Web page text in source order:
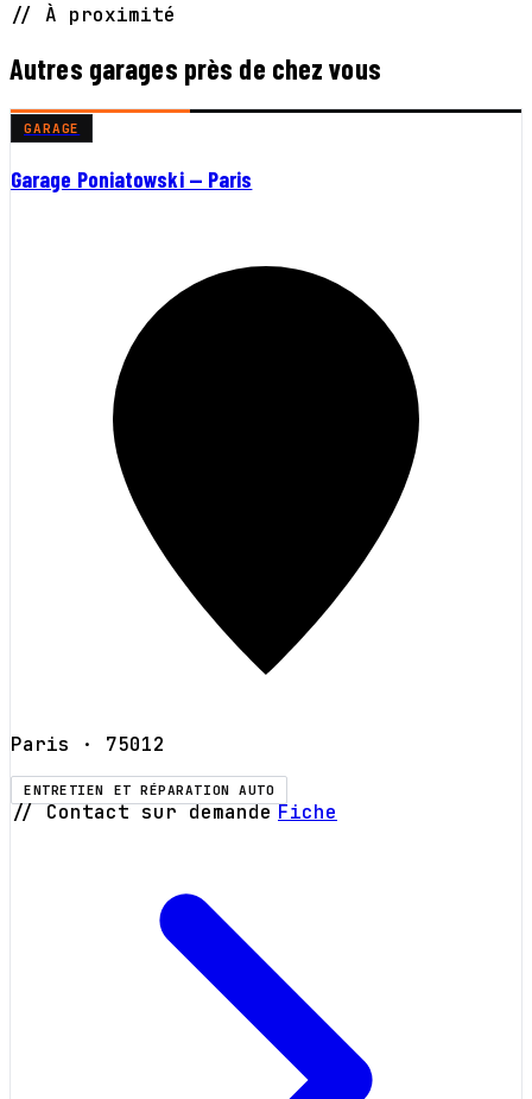
// À proximité
Autres garages près de chez vous
GARAGE
Garage Poniatowski — Paris
Paris · 75012
ENTRETIEN ET RÉPARATION AUTO
// Contact sur demande Fiche